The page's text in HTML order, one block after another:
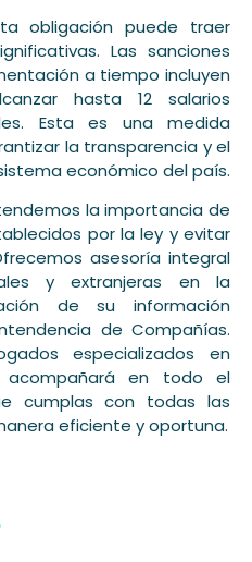
obligación puede traer
Las sanciones
a tiempo incluyen
hasta 12 salarios
Esta es una medida
la transparencia y el
económico del país.
la importancia de
por la ley y evitar
asesoría integral
y extranjeras en la
de su información
de Compañías.
especializados en
en todo el
cumplas con todas las
eficiente y oportuna.